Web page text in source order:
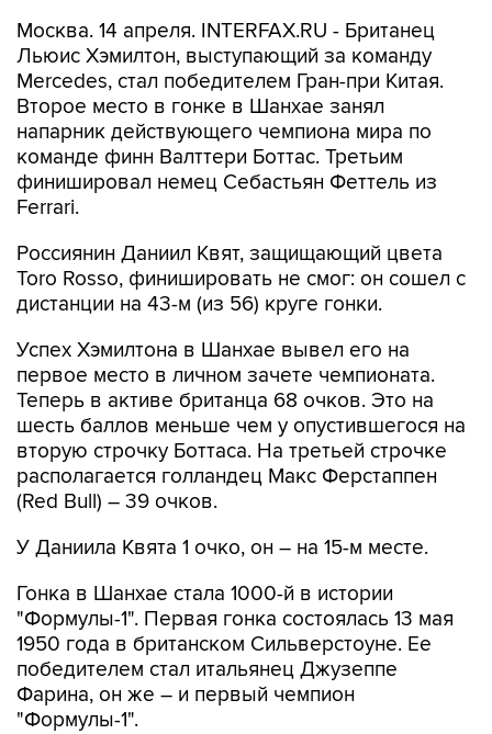
Москва. 14 апреля. INTERFAX.RU - Британец
Льюис Хэмилтон, выступающий за команду
Mercedes, стал победителем Гран-при Китая.
Второе место в гонке в Шанхае занял
напарник действующего чемпиона мира по
команде финн Валттери Боттас. Третьим
финишировал немец Себастьян Феттель из
Ferrari.
Россиянин Даниил Квят, защищающий цвета
Toro Rosso, финишировать не смог: он сошел с
дистанции на 43-м (из 56) круге гонки.
Успех Хэмилтона в Шанхае вывел его на
первое место в личном зачете чемпионата.
Теперь в активе британца 68 очков. Это на
шесть баллов меньше чем у опустившегося на
вторую строчку Боттаса. На третьей строчке
располагается голландец Макс Ферстаппен
(Red Bull) – 39 очков.
У Даниила Квята 1 очко, он – на 15-м месте.
Гонка в Шанхае стала 1000-й в истории
"Формулы-1". Первая гонка состоялась 13 мая
1950 года в британском Сильверстоуне. Ее
победителем стал итальянец Джузеппе
Фарина, он же – и первый чемпион
"Формулы-1".